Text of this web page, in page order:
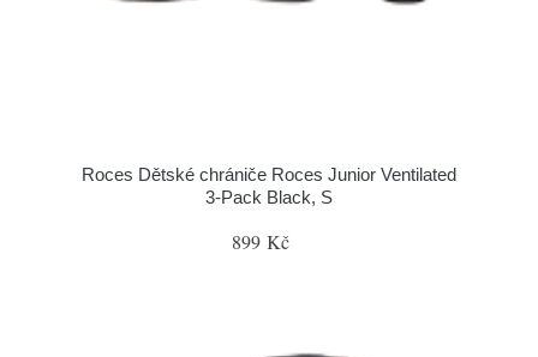
Roces Dětské chrániče Roces Junior Ventilated
3-Pack Black, S
899 Kč